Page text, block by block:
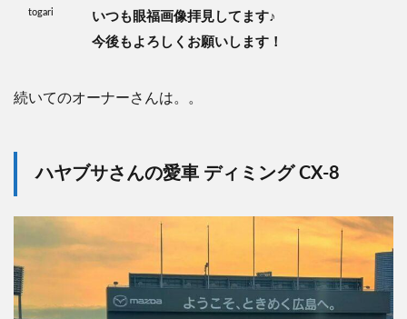
togari
いつも眼福画像拝見してます♪
今後もよろしくお願いします！
続いてのオーナーさんは。。
ハヤブサさんの愛車 ディミング CX-8